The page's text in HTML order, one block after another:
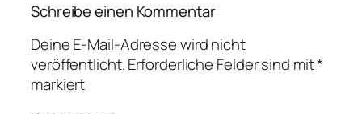
Schreibe einen Kommentar
Deine E-Mail-Adresse wird nicht
veröffentlicht.Erforderliche Felder sind mit*
markiert